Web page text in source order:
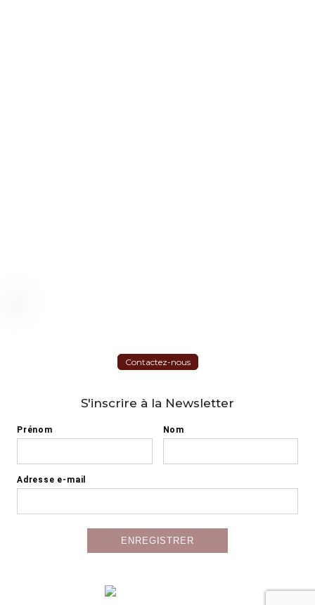
Contactez-nous
S'inscrire à la Newsletter